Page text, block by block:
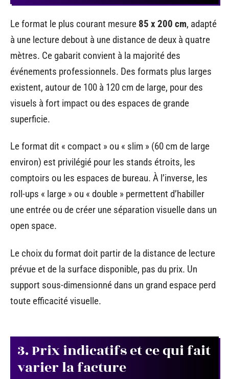
Le format le plus courant mesure 85 x 200 cm, adapté
à une lecture debout à une distance de deux à quatre
mètres. Ce gabarit convient à la majorité des
événements professionnels. Des formats plus larges
existent, autour de 100 à 120 cm de large, pour des
visuels à fort impact ou des espaces de grande
superficie.
Le format dit « compact » ou « slim » (60 cm de large
environ) est privilégié pour les stands étroits, les
comptoirs ou les espaces de bureau. À l’inverse, les
roll-ups « large » ou « double » permettent d’habiller
une entrée ou de créer une séparation visuelle dans un
open space.
Le choix du format doit partir de la distance de lecture
prévue et de la surface disponible, pas du prix. Un
support sous-dimensionné dans un grand espace perd
toute efficacité visuelle.
3. Prix indicatifs et ce qui fait
varier la facture